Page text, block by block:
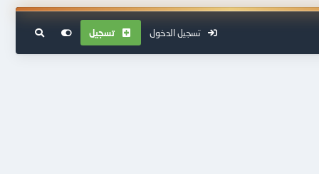
تسجيل الدخول تسجيل